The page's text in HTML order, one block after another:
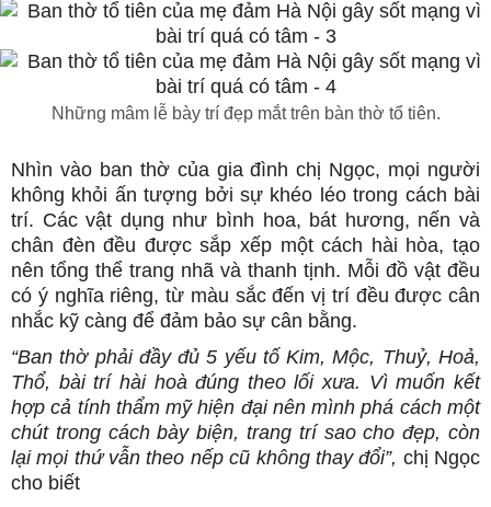
Những mâm lễ bày trí đẹp mắt trên bàn thờ tổ tiên.
Nhìn vào ban thờ của gia đình chị Ngọc, mọi người
không khỏi ấn tượng bởi sự khéo léo trong cách bài
trí. Các vật dụng như bình hoa, bát hương, nến và
chân đèn đều được sắp xếp một cách hài hòa, tạo
nên tổng thể trang nhã và thanh tịnh. Mỗi đồ vật đều
có ý nghĩa riêng, từ màu sắc đến vị trí đều được cân
nhắc kỹ càng để đảm bảo sự cân bằng.
“Ban thờ phải đầy đủ 5 yếu tố Kim, Mộc, Thuỷ, Hoả,
Thổ, bài trí hài hoà đúng theo lối xưa. Vì muốn kết
hợp cả tính thẩm mỹ hiện đại nên mình phá cách một
chút trong cách bày biện, trang trí sao cho đẹp, còn
lại mọi thứ vẫn theo nếp cũ không thay đổi”, chị Ngọc
cho biết